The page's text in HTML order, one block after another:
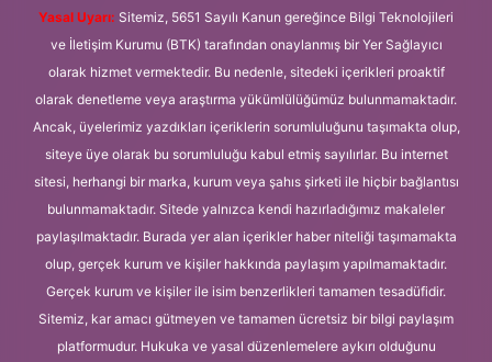
Yasal Uyarı: Sitemiz, 5651 Sayılı Kanun gereğince Bilgi Teknolojileri
ve İletişim Kurumu (BTK) tarafından onaylanmış bir Yer Sağlayıcı
olarak hizmet vermektedir. Bu nedenle, sitedeki içerikleri proaktif
olarak denetleme veya araştırma yükümlülüğümüz bulunmamaktadır.
Ancak, üyelerimiz yazdıkları içeriklerin sorumluluğunu taşımakta olup,
siteye üye olarak bu sorumluluğu kabul etmiş sayılırlar. Bu internet
sitesi, herhangi bir marka, kurum veya şahıs şirketi ile hiçbir bağlantısı
bulunmamaktadır. Sitede yalnızca kendi hazırladığımız makaleler
paylaşılmaktadır. Burada yer alan içerikler haber niteliği taşımamakta
olup, gerçek kurum ve kişiler hakkında paylaşım yapılmamaktadır.
Gerçek kurum ve kişiler ile isim benzerlikleri tamamen tesadüfidir.
Sitemiz, kar amacı gütmeyen ve tamamen ücretsiz bir bilgi paylaşım
platformudur. Hukuka ve yasal düzenlemelere aykırı olduğunu